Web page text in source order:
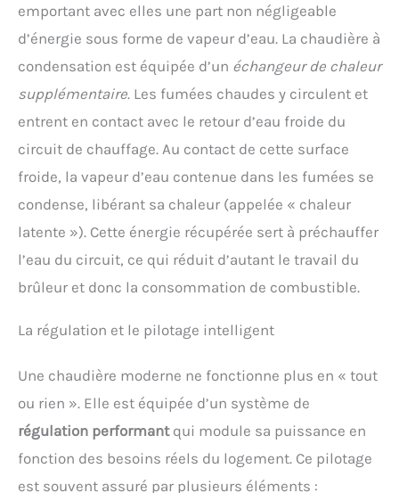
emportant avec elles une part non négligeable
d’énergie sous forme de vapeur d’eau. La chaudière à
condensation est équipée d’un échangeur de chaleur
supplémentaire. Les fumées chaudes y circulent et
entrent en contact avec le retour d’eau froide du
circuit de chauffage. Au contact de cette surface
froide, la vapeur d’eau contenue dans les fumées se
condense, libérant sa chaleur (appelée « chaleur
latente »). Cette énergie récupérée sert à préchauffer
l’eau du circuit, ce qui réduit d’autant le travail du
brûleur et donc la consommation de combustible.
La régulation et le pilotage intelligent
Une chaudière moderne ne fonctionne plus en « tout
ou rien ». Elle est équipée d’un système de
régulation performantqui module sa puissance en
fonction des besoins réels du logement. Ce pilotage
est souvent assuré par plusieurs éléments :